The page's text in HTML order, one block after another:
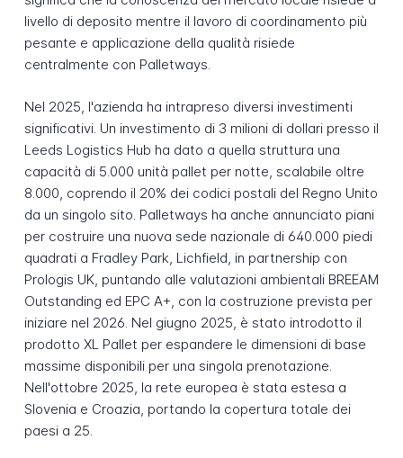
livello di deposito mentre il lavoro di coordinamento più
pesante e applicazione della qualità risiede
centralmente con Palletways.
Nel 2025, l'azienda ha intrapreso diversi investimenti
significativi. Un investimento di 3 milioni di dollari presso il
Leeds Logistics Hub ha dato a quella struttura una
capacità di 5.000 unità pallet per notte, scalabile oltre
8.000, coprendo il 20% dei codici postali del Regno Unito
da un singolo sito. Palletways ha anche annunciato piani
per costruire una nuova sede nazionale di 640.000 piedi
quadrati a Fradley Park, Lichfield, in partnership con
Prologis UK, puntando alle valutazioni ambientali BREEAM
Outstanding ed EPC A+, con la costruzione prevista per
iniziare nel 2026. Nel giugno 2025, è stato introdotto il
prodotto XL Pallet per espandere le dimensioni di base
massime disponibili per una singola prenotazione.
Nell'ottobre 2025, la rete europea è stata estesa a
Slovenia e Croazia, portando la copertura totale dei
paesi a 25.